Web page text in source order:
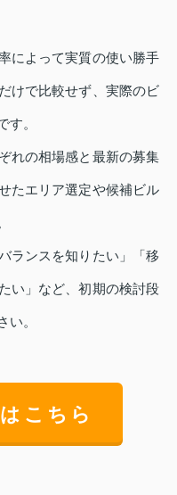
によって実質の使い勝手
けで比較せず、実際のビ
す。
れの相場感と最新の募集
たエリア選定や候補ビル
ランスを知りたい」「移
い」など、初期の検討段
い。
こちら